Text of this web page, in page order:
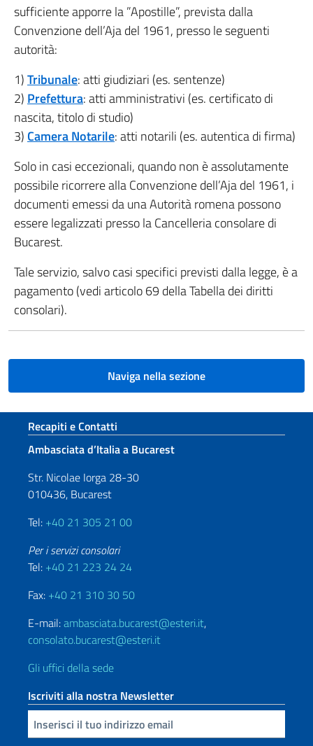
sufficiente apporre la ”Apostille”, prevista dalla
Convenzione dell’Aja del 1961, presso le seguenti
autorità:
1)Tribunale: atti giudiziari (es. sentenze)
2) Prefettura: atti amministrativi (es. certificato di
nascita, titolo di studio)
3) Camera Notarile: atti notarili (es. autentica di firma)
Solo in casi eccezionali, quando non è assolutamente
possibile ricorrere alla Convenzione dell’Aja del 1961, i
documenti emessi da una Autorità romena possono
essere legalizzati presso la Cancelleria consolare di
Bucarest.
Tale servizio, salvo casi specifici previsti dalla legge, è a
pagamento (vedi articolo 69 della Tabella dei diritti
consolari).
Naviga nella sezione
Sezione footer
Recapiti e Contatti
Ambasciata d’Italia a Bucarest
Str. Nicolae Iorga 28-30
010436, Bucarest
Tel: +40 21 305 21 00
Per i servizi consolari
Tel: +40 21 223 24 24
Fax: +40 21 310 30 50
E-mail:ambasciata.bucarest@esteri.it,
consolato.bucarest@esteri.it
Gli uffici della sede
Iscriviti alla nostra Newsletter
Inserisci la tua email